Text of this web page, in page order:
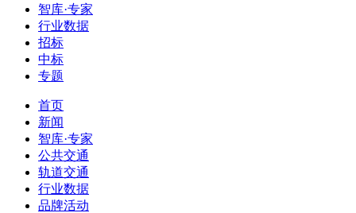
智库·专家
行业数据
招标
中标
专题
首页
新闻
智库·专家
公共交通
轨道交通
行业数据
品牌活动